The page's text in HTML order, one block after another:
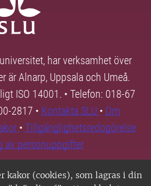
kakor (cookies), som lagras i din
har verksamhet över
är Alnarp, Uppsala och Umeå.
ISO 14001. • Telefon: 018-67
2817 • Kontakta SLU • Om
• Tillgänglighetsredogörelse
av personuppgifter